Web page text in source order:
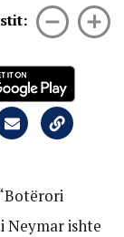
Neymar ishte